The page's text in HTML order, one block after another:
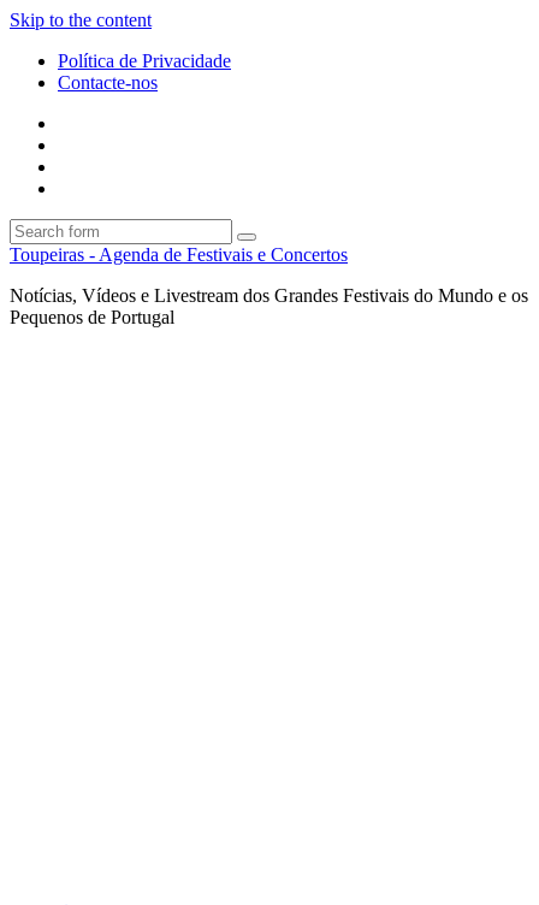
Skip to the content
Política de Privacidade
Contacte-nos
Search
Toupeiras - Agenda de Festivais e Concertos
Notícias, Vídeos e Livestream dos Grandes Festivais do Mundo e os
Pequenos de Portugal